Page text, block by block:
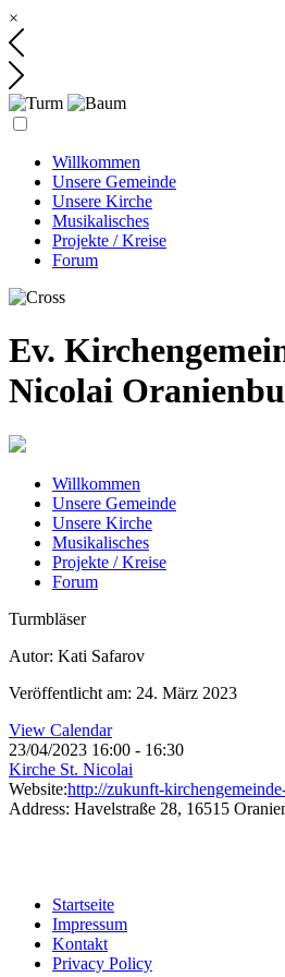
×
Willkommen
Unsere Gemeinde
Unsere Kirche
Musikalisches
Projekte / Kreise
Forum
Ev.
Nicolai
Willkommen
Unsere Gemeinde
Unsere Kirche
Musikalisches
Projekte / Kreise
Forum
Turmbläser
Autor: Kati Safarov
Veröffentlicht am: 24. März 2023
View Calendar
23/04/2023 16:00 - 16:30
Kirche St. Nicolai
Website:http://zukunft-
Address: Havelstraße 28, 16515
Startseite
Impressum
Kontakt
Privacy Policy